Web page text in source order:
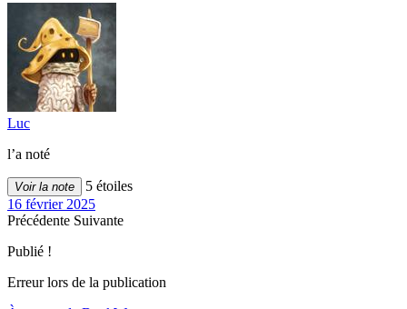
Luc
l’a noté
Voir la note
5 étoiles
16 février 2025
Précédente Suivante
Publié !
Erreur lors de la publication